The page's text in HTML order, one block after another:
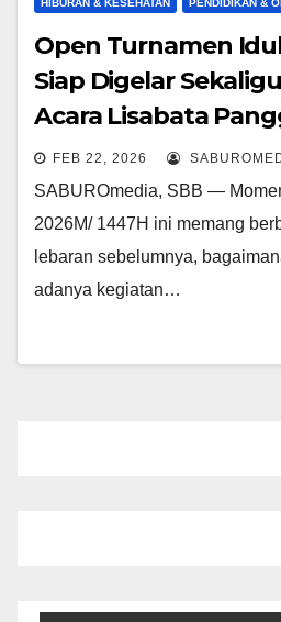
HIBURAN & KESEHATAN PENDIDIKAN &
Open Turnamen
Siap Digelar
Acara Lisabata
FEB 22, 2026
SABUROmedia, SBB —
2026M/ 1447H ini memang
lebaran sebelumnya,
adanya kegiatan…